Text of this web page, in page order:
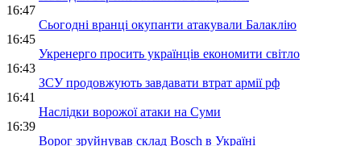
16:47
Сьогодні вранці окупанти атакували Балаклію
16:45
Укренерго просить українців економити світло
16:43
ЗСУ продовжують завдавати втрат армії рф
16:41
Наслідки ворожої атаки на Суми
16:39
Ворог зруйнував склад Bosch в Україні